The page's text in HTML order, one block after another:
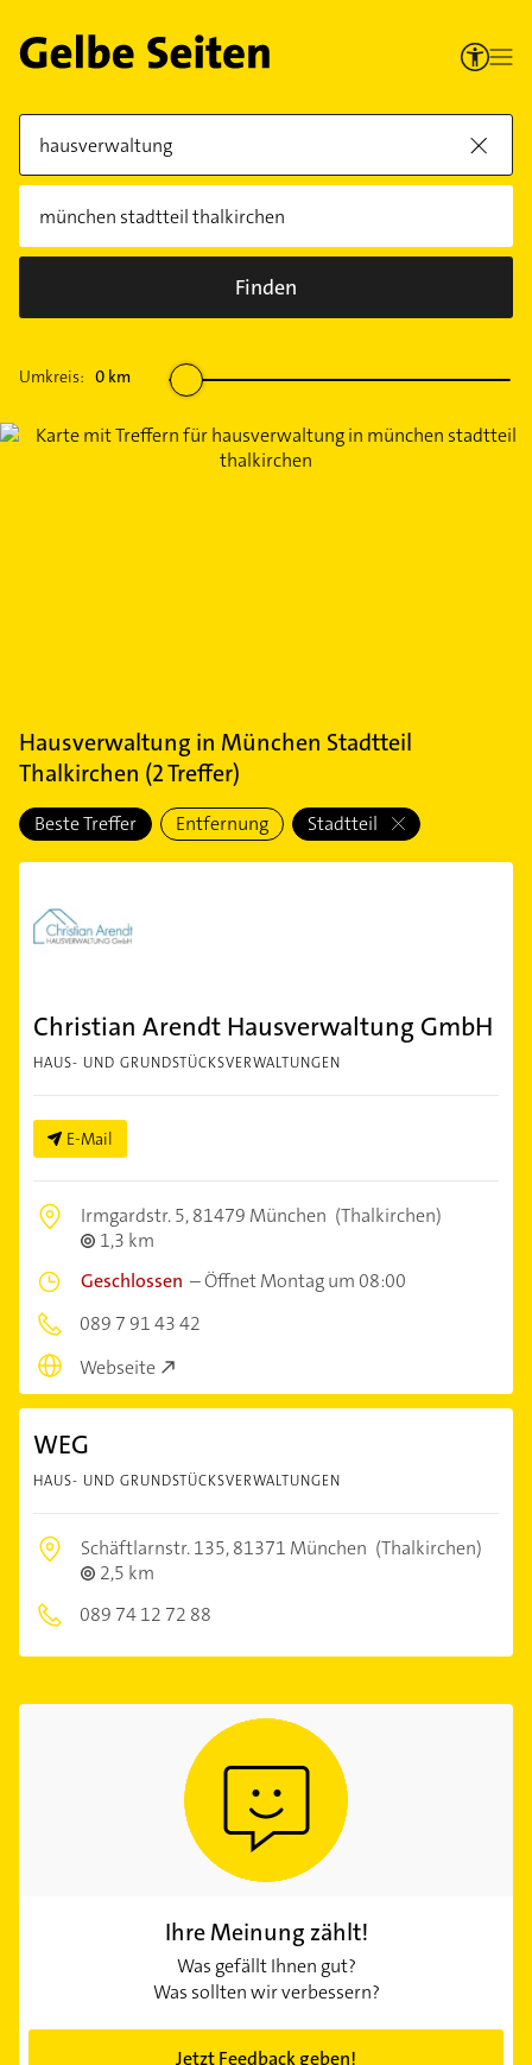
Finden
Umkreis: 0 km
Hausverwaltung in München Stadtteil
Thalkirchen (2Treffer)
Beste Treffer Entfernung Stadtteil
Christian Arendt Hausverwaltung GmbH
HAUS- UND GRUNDSTÜCKSVERWALTUNGEN
E-Mail
Irmgardstr. 5,81479 München (Thalkirchen)
1,3 km
Geschlossen –Öffnet Montag um 08:00
089 7 91 43 42
Webseite
WEG
HAUS- UND GRUNDSTÜCKSVERWALTUNGEN
Schäftlarnstr. 135,81371 München (Thalkirchen)
2,5 km
089 74 12 72 88
Ihre Meinung zählt!
Was gefällt Ihnen gut?
Was sollten wir verbessern?
Jetzt Feedback geben!